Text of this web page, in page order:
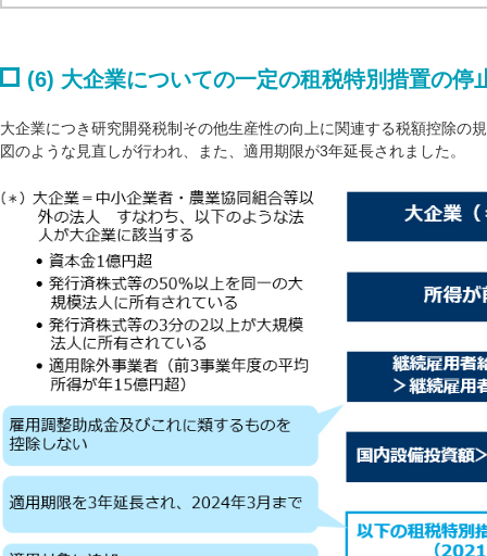
(6) 大企業についての一定の租税特別措置の停
大企業につき研究開発税制その他生産性の向上に関連する税額控除の
図のような見直しが行われ、また、適用期限が3年延長されました。